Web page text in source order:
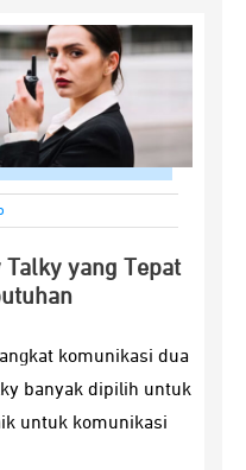
yang Tepat
komunikasi dua
banyak dipilih untuk
untuk komunikasi